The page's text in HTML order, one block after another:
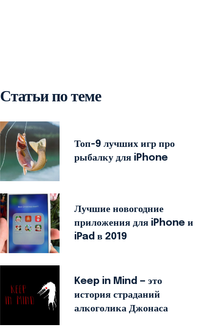
Статьи по теме
Топ-9 лучших игр про
рыбалку для iPhone
Лучшие новогодние
приложения для iPhone и
iPad в 2019
Keep in Mind — это
история страданий
алкоголика Джонаса